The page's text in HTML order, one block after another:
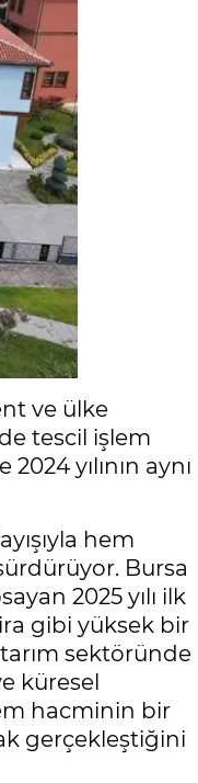
ve ülke
tescil işlem
yılının aynı
hem
Bursa
2025 yılı ilk
gibi yüksek bir
sektöründe
küresel
hacminin bir
gerçekleştiğini